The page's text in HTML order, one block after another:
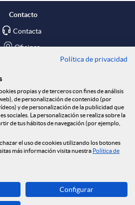
Contacto
Contacta
Oficinas
Blog
Social
Online
ahora
MOBILE
Política de privacidad
propias y de terceros con fines de análisis
de personalización de contenido (por
y de personalización de la publicidad que
sociales. La personalización se realiza sobre la
de tus hábitos de navegación (por ejemplo,
el uso de cookies utilizando los botones
más información visita nuestra Política de
Configurar